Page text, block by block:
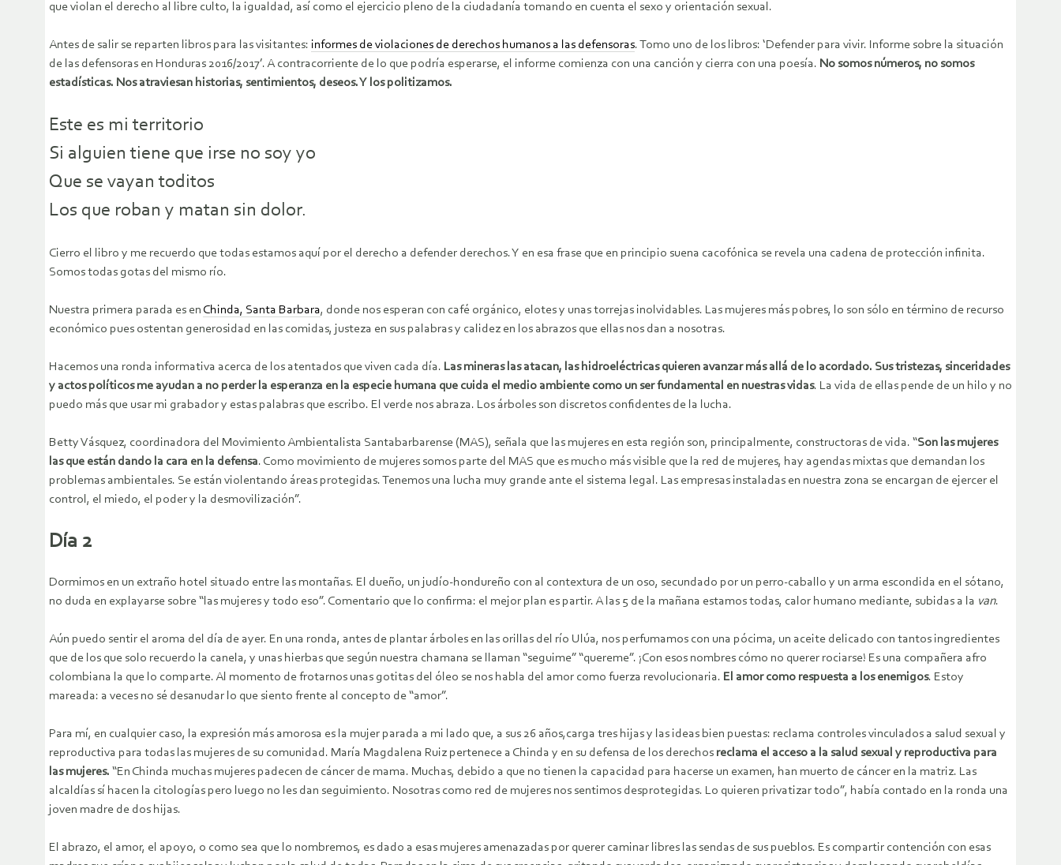
que violan el derecho al libre culto, la igualdad, así como el ejercicio pleno de la ciudadanía tomando en cuenta el sexo y orientación sexual.
Antes de salir se reparten libros para las visitantes: informes de violaciones de derechos humanos a las defensoras. Tomo uno de los libros: ‘Defender para vivir. Informe sobre la situación
de las defensoras en Honduras 2016/2017’. A contracorriente de lo que podría esperarse, el informe comienza con una canción y cierra con una poesía. No somos números, no somos
estadísticas. Nos atraviesan historias, sentimientos, deseos. Y los politizamos.
Este es mi territorio
Si alguien tiene que irse no soy yo
Que se vayan toditos
Los que roban y matan sin dolor.
Cierro el libro y me recuerdo que todas estamos aquí por el derecho a defender derechos. Y en esa frase que en principio suena cacofónica se revela una cadena de protección infinita.
Somos todas gotas del mismo río.
Nuestra primera parada es en Chinda, Santa Barbara, donde nos esperan con café orgánico, elotes y unas torrejas inolvidables. Las mujeres más pobres, lo son sólo en término de recurso
económico pues ostentan generosidad en las comidas, justeza en sus palabras y calidez en los abrazos que ellas nos dan a nosotras.
Hacemos una ronda informativa acerca de los atentados que viven cada día. Las mineras las atacan, las hidroeléctricas quieren avanzar más allá de lo acordado. Sus tristezas, sinceridades
y actos políticos me ayudan a no perder la esperanza en la especie humana que cuida el medio ambiente como un ser fundamental en nuestras vidas. La vida de ellas pende de un hilo y no
puedo más que usar mi grabador y estas palabras que escribo. El verde nos abraza. Los árboles son discretos confidentes de la lucha.
Betty Vásquez, coordinadora del Movimiento Ambientalista Santabarbarense (MAS), señala que las mujeres en esta región son, principalmente, constructoras de vida. “Son las mujeres
las que están dando la cara en la defensa. Como movimiento de mujeres somos parte del MAS que es mucho más visible que la red de mujeres, hay agendas mixtas que demandan los
problemas ambientales. Se están violentando áreas protegidas. Tenemos una lucha muy grande ante el sistema legal. Las empresas instaladas en nuestra zona se encargan de ejercer el
control, el miedo, el poder y la desmovilización”.
Día 2
Dormimos en un extraño hotel situado entre las montañas. El dueño, un judío-hondureño con al contextura de un oso, secundado por un perro-caballo y un arma escondida en el sótano,
no duda en explayarse sobre “las mujeres y todo eso”. Comentario que lo confirma: el mejor plan es partir. A las 5 de la mañana estamos todas, calor humano mediante, subidas a la van.
Aún puedo sentir el aroma del día de ayer. En una ronda, antes de plantar árboles en las orillas del río Ulúa, nos perfumamos con una pócima, un aceite delicado con tantos ingredientes
que de los que solo recuerdo la canela, y unas hierbas que según nuestra chamana se llaman “seguime” “quereme”. ¡Con esos nombres cómo no querer rociarse! Es una compañera afro
colombiana la que lo comparte. Al momento de frotarnos unas gotitas del óleo se nos habla del amor como fuerza revolucionaria. El amor como respuesta a los enemigos. Estoy
mareada: a veces no sé desanudar lo que siento frente al concepto de “amor”.
Para mí, en cualquier caso, la expresión más amorosa es la mujer parada a mi lado que, a sus 26 años,carga tres hijas y las ideas bien puestas: reclama controles vinculados a salud sexual y
reproductiva para todas las mujeres de su comunidad. María Magdalena Ruiz pertenece a Chinda y en su defensa de los derechos reclama el acceso a la salud sexual y reproductiva para
las mujeres. “En Chinda muchas mujeres padecen de cáncer de mama. Muchas, debido a que no tienen la capacidad para hacerse un examen, han muerto de cáncer en la matriz. Las
alcaldías sí hacen la citologías pero luego no les dan seguimiento. Nosotras como red de mujeres nos sentimos desprotegidas. Lo quieren privatizar todo”, había contado en la ronda una
joven madre de dos hijas.
El abrazo, el amor, el apoyo, o como sea que lo nombremos, es dado a esas mujeres amenazadas por querer caminar libres las sendas de sus pueblos. Es compartir contención con esas